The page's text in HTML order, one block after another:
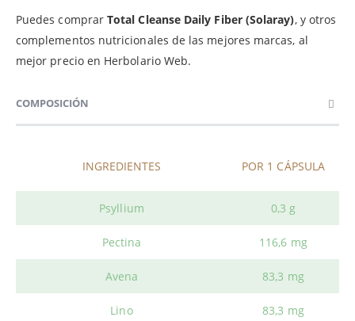
Puedes comprarTotal Cleanse Daily Fiber (Solaray), y otros
complementos nutricionales de las mejores marcas, al
mejor precio en Herbolario Web.
COMPOSICIÓN
INGREDIENTES POR 1 CÁPSULA
Psyllium 0,3 g
Pectina 116,6 mg
Avena 83,3 mg
Lino 83,3 mg